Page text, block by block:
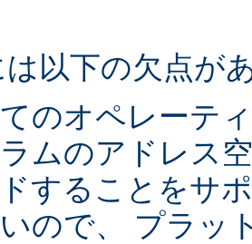
は以下の欠点が
のオペレーテ
ムのアドレス
することをサ
ので、 プラッ